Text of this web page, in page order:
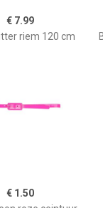
€ 7.99
riem 120 cm
€ 1.50